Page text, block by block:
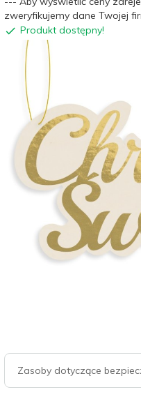
zweryfikujemy dane Twojej
Produkt dostępny!
Zasoby dotyczące